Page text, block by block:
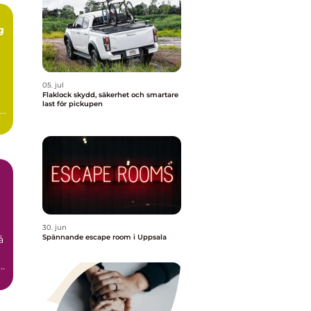
05. jul
Flaklock skydd, säkerhet och smartare
last för pickupen
30. jun
Spännande escape room i Uppsala